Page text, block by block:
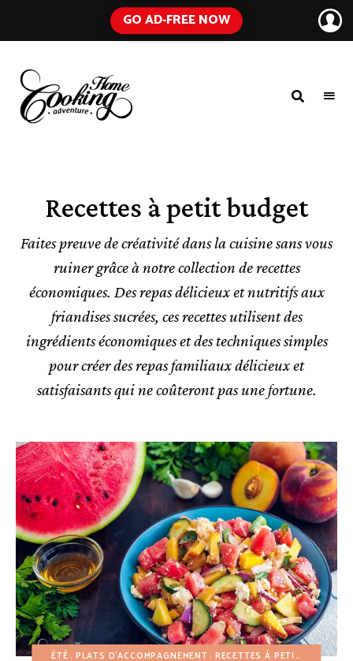
GO AD-FREE NOW
Everyday
IngredientsRecettes à petit budget
Faites preuve de créativité dans la cuisine sans vous
ruiner grâce à notre collection de recettes
économiques. Des repas délicieux et nutritifs aux
friandises sucrées, ces recettes utilisent des
ingrédients économiques et des techniques simples
pour créer des repas familiaux délicieux et
satisfaisants qui ne coûteront pas une fortune.
ÉTÉ PLATS D'ACCOMPAGNEMENT RECETTES À PETIT BUDGET